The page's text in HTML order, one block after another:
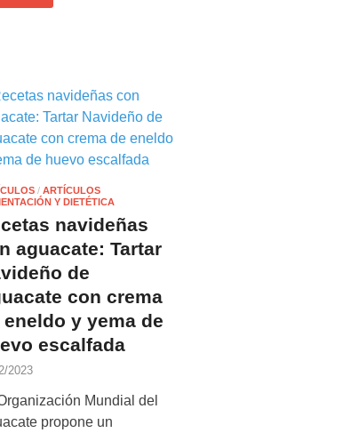
/ ARTÍCULOS
Y DIETÉTICA
navideñas
aguacate: Tartar
de
con crema
eneldo y yema de
escalfada
2023
Mundial del
propone un